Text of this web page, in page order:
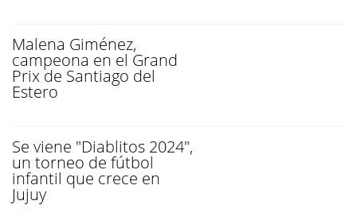
Malena Giménez,
campeona en el Grand
Prix de Santiago del
Estero
Se viene "Diablitos 2024",
un torneo de fútbol
infantil que crece en
Jujuy